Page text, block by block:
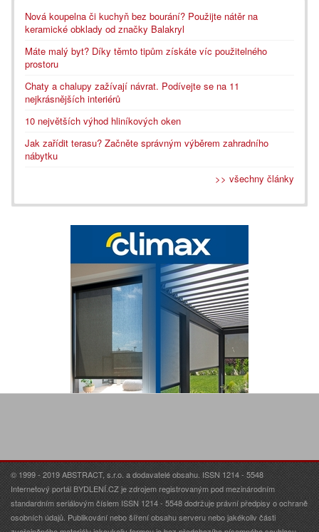
Nová koupelna či kuchyň bez bourání? Použijte nátěr na
keramické obklady od značky Balakryl
Máte malý byt? Díky těmto tipům získáte víc použitelného
prostoru
Chaty a chalupy zažívají návrat. Podívejte se na 11
nejkrásnějších interiérů
10 největších výhod hliníkových oken
Jak zařídit terasu? Začněte správným výběrem zahradního
nábytku
>> všechny články
© 1999 - 2019 ABSTRACT, s.r.o. a dodavatelé obsahu. ISSN 1214 - 5548
Internetový portál BYDLENÍ.CZ je zdrojem registrovaným pod mezinárodním
standardním seriálovým číslem ISSN 1214 - 5548 dodržuje právní předpisy o ochraně
osobních údajů. Publikování nebo šíření obsahu serveru nebo jakékoliv části